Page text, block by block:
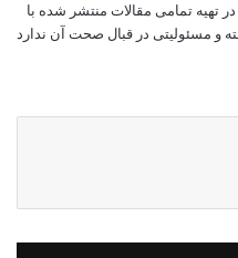
تهیه‌ تمامی مقالات منتشر شده با
و مسئولیتی در قبال صحت آن ندارد